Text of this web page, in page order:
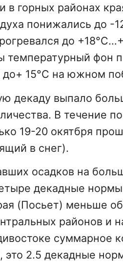
в горных районах
понижались до -
до
температурный фон
до+ 15°C на южном
декаду выпало
В течение
19-20 окятбря
в снег).
осадков на
декадные
(Посьет) меньше
районов и
суммарное
это 2.5 декадные